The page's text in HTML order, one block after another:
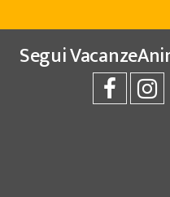
Segui